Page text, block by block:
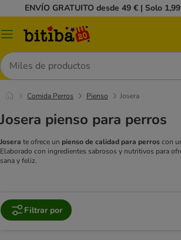
ENVÍO GRATUITO desde 49 € | Solo
Menú
Buscar
Comida Perros Pienso Josera
Josera pienso para perros
Josera te ofrece un pienso de calidad para perroscon
Elaborado con ingredientes sabrosos y nutritivos para
sana y feliz.
Filtrar por